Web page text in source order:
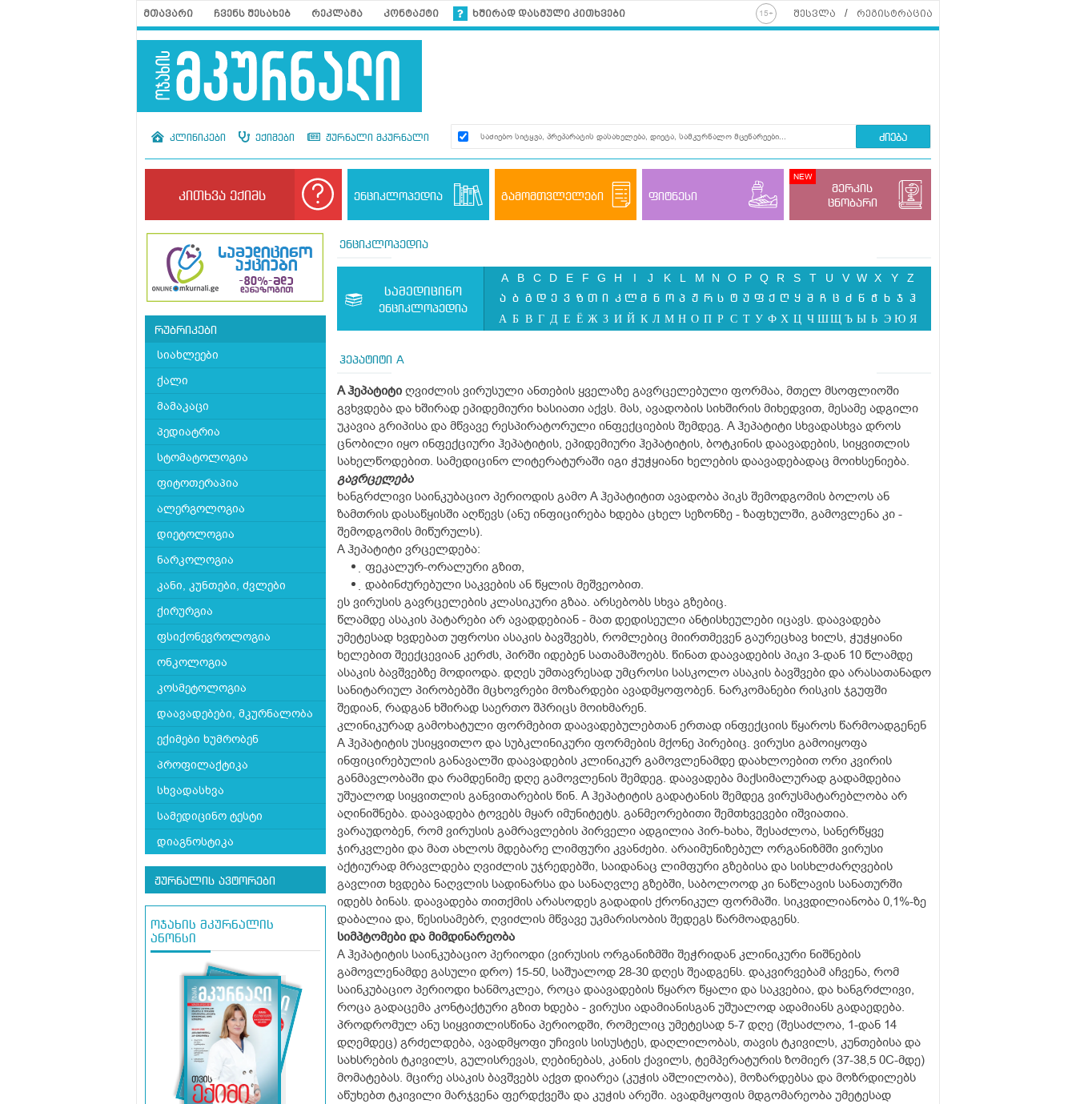
მთავარი ჩვენს შესახებ რეკლამა კონტაქტი ხშირად დასმული კითხვები შესვლა რეგისტრაცია
კლინიკები ექიმები ჟურნალი მკურნალი ძიება
კითხვა ექიმს ენციკლოპედია გამომთვლელები ფიტნესი
მერკის
ცნობარი
რუბრიკები
სიახლეები
ქალი
მამაკაცი
პედიატრია
სტომატოლოგია
ფიტოთერაპია
ალერგოლოგია
დიეტოლოგია
ნარკოლოგია
კანი, კუნთები, ძვლები
ქირურგია
ფსიქონევროლოგია
ონკოლოგია
კოსმეტოლოგია
დაავადებები, მკურნალობა
ექიმები ხუმრობენ
პროფილაქტიკა
სხვადასხვა
სამედიცინო ტესტი
დიაგნოსტიკა
ჟურნალის ავტორები
ოჯახის მკურნალის
ანონსი
ენციკლოპედია
სამედიცინო
ენციკლოპედია
A B C D E F G H I J K L M N O P Q R S T U V W X Y Z
ა ბ გ დ ე ვ ზ თ ი კ ლ მ ნ ო პ ჟ რ ს ტ უ ფ ქ ღ ყ შ ჩ ც ძ წ ჭ ხ ჯ ჰ
А Б В Г Д Е Ё Ж З И Й К Л М Н О П Р С Т У Ф Х Ц Ч ШЩ Ъ Ы Ь Э Ю Я
ჰეპატიტი A
A ჰეპატიტი ღვიძლის ვირუსული ანთების ყველაზე გავრცელებული ფორმაა, მთელ მსოფლიოში
გვხვდება და ხშირად ეპიდემიური ხასიათი აქვს. მას, ავადობის სიხშირის მიხედვით, მესამე ადგილი
უკავია გრიპისა და მწვავე რესპირატორული ინფექციების შემდეგ. A ჰეპატიტი სხვადასხვა დროს
ცნობილი იყო ინფექციური ჰეპატიტის, ეპიდემიური ჰეპატიტის, ბოტკინის დაავადების, სიყვითლის
სახელწოდებით. სამედიცინო ლიტერატურაში იგი ჭუჭყიანი ხელების დაავადებადაც მოიხსენიება.
გავრცელება
ხანგრძლივი საინკუბაციო პერიოდის გამო A ჰეპატიტით ავადობა პიკს შემოდგომის ბოლოს ან
ზამთრის დასაწყისში აღწევს (ანუ ინფიცირება ხდება ცხელ სეზონზე - ზაფხულში, გამოვლენა კი -
შემოდგომის მიწურულს).
A ჰეპატიტი ვრცელდება:
ფეკალურ-ორალური გზით,
დაბინძურებული საკვების ან წყლის მეშვეობით.
ეს ვირუსის გავრცელების კლასიკური გზაა. არსებობს სხვა გზებიც.
წლამდე ასაკის პატარები არ ავადდებიან - მათ დედისეული ანტისხეულები იცავს. დაავადება
უმეტესად ხვდებათ უფროსი ასაკის ბავშვებს, რომლებიც მიირთმევენ გაურეცხავ ხილს, ჭუჭყიანი
ხელებით შეექცევიან კერძს, პირში იდებენ სათამაშოებს. წინათ დაავადების პიკი 3-დან 10 წლამდე
ასაკის ბავშვებზე მოდიოდა. დღეს უმთავრესად უმცროსი სასკოლო ასაკის ბავშვები და არასათანადო
სანიტარიულ პირობებში მცხოვრები მოზარდები ავადმყოფობენ. ნარკომანები რისკის ჯგუფში
შედიან, რადგან ხშირად საერთო შპრიცს მოიხმარენ.
კლინიკურად გამოხატული ფორმებით დაავადებულებთან ერთად ინფექციის წყაროს წარმოადგენენ
A ჰეპატიტის უსიყვითლო და სუბკლინიკური ფორმების მქონე პირებიც. ვირუსი გამოიყოფა
ინფიცირებულის განავალში დაავადების კლინიკურ გამოვლენამდე დაახლოებით ორი კვირის
განმავლობაში და რამდენიმე დღე გამოვლენის შემდეგ. დაავადება მაქსიმალურად გადამდებია
უშუალოდ სიყვითლის განვითარების წინ. A ჰეპატიტის გადატანის შემდეგ ვირუსმატარებლობა არ
აღინიშნება. დაავადება ტოვებს მყარ იმუნიტეტს. განმეორებითი შემთხვევები იშვიათია.
ვარაუდობენ, რომ ვირუსის გამრავლების პირველი ადგილია პირ-ხახა, შესაძლოა, სანერწყვე
ჯირკვლები და მათ ახლოს მდებარე ლიმფური კვანძები. არაიმუნიზებულ ორგანიზმში ვირუსი
აქტიურად მრავლდება ღვიძლის უჯრედებში, საიდანაც ლიმფური გზებისა და სისხლძარღვების
გავლით ხვდება ნაღვლის სადინარსა და სანაღვლე გზებში, საბოლოოდ კი ნაწლავის სანათურში
იდებს ბინას. დაავადება თითქმის არასოდეს გადადის ქრონიკულ ფორმაში. სიკვდილიანობა 0,1%-ზე
დაბალია და, წესისამებრ, ღვიძლის მწვავე უკმარისობის შედეგს წარმოადგენს.
სიმპტომები და მიმდინარეობა
A ჰეპატიტის საინკუბაციო პერიოდი (ვირუსის ორგანიზმში შეჭრიდან კლინიკური ნიშნების
გამოვლენამდე გასული დრო) 15-50, საშუალოდ 28-30 დღეს შეადგენს. დაკვირვებამ აჩვენა, რომ
საინკუბაციო პერიოდი ხანმოკლეა, როცა დაავადების წყარო წყალი და საკვებია, და ხანგრძლივი,
როცა გადაცემა კონტაქტური გზით ხდება - ვირუსი ადამიანისგან უშუალოდ ადამიანს გადაედება.
პროდრომულ ანუ სიყვითლისწინა პერიოდში, რომელიც უმეტესად 5-7 დღე (შესაძლოა, 1-დან 14
დღემდეც) გრძელდება, ავადმყოფი უჩივის სისუსტეს, დაღლილობას, თავის ტკივილს, კუნთებისა და
სახსრების ტკივილს, გულისრევას, ღებინებას, კანის ქავილს, ტემპერატურის ზომიერ (37-38,5 0C-მდე)
მომატებას. მცირე ასაკის ბავშვებს აქვთ დიარეა (კუჭის აშლილობა), მოზარდებსა და მოზრდილებს
აწუხებთ ტკივილი მარჯვენა ფერდქვეშა და კუჭის არეში. ავადმყოფის მდგომარეობა უმეტესად